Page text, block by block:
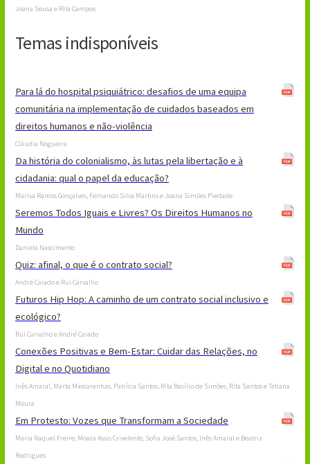
Joana Sousa e Rita Campos
Temas indisponíveis
Para lá do hospital psiquiátrico: desafios de uma equipa
comunitária na implementação de cuidados baseados em
direitos humanos e não-violência
Cláudia Nogueira
Da história do colonialismo, às lutas pela libertação e à
cidadania: qual o papel da educação?
Marisa Ramos Gonçalves, Fernando Silva Martins e Joana Simões Piedade
Seremos Todos Iguais e Livres? Os Direitos Humanos no
Mundo
Daniela Nascimento
Quiz: afinal, o que é o contrato social?
André Caiado e Rui Carvalho
Futuros Hip Hop: A caminho de um contrato social inclusivo e
ecológico?
Rui Carvalho e André Caiado
Conexões Positivas e Bem-Estar: Cuidar das Relações, no
Digital e no Quotidiano
Inês Amaral, Marta Mascarenhas, Patrícia Santos, Rita Basílio de Simões, Rita Santos e Tatiana
Moura
Em Protesto: Vozes que Transformam a Sociedade
Maria Raquel Freire, Moara Assis Crivelente, Sofia José Santos, Inês Amaral e Beatriz
Rodrigues